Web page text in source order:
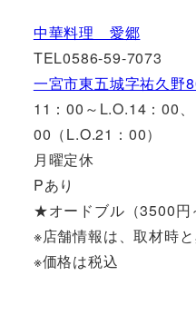
中華料理 愛郷
TEL0586-59-7073
一宮市東五城字祐久野
11：00～L.O.14：00
00（L.O.21：00）
月曜定休
Pあり
★オードブル（3500円
※店舗情報は、取材時
※価格は税込